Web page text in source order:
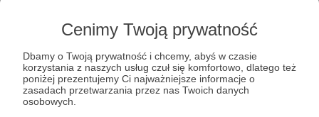
Cenimy Twoją prywatność
Dbamy o Twoją prywatność i chcemy, abyś w czasie
korzystania z naszych usług czuł się komfortowo, dlatego też
poniżej prezentujemy Ci najważniejsze informacje o
zasadach przetwarzania przez nas Twoich danych
osobowych.
Jesteśmy grupą entuzjastów, których połączył
wspólny cel - stworzyćportal społecznościowy
na miarę naszych czasów.
O projekcie